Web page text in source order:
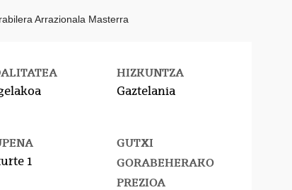
Arrazionala Masterra
HIZKUNTZA
Gaztelania
1
GUTXI
GORABEHERAKO
PREZIOA